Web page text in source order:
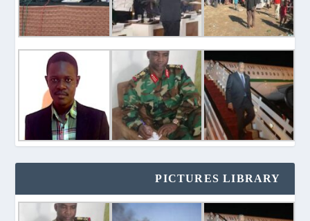
PICTURES LIBRARY